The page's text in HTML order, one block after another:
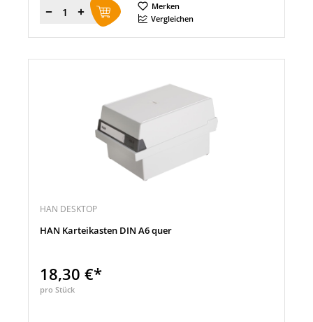
Menge
Merken
Vergleichen
HAN DESKTOP
HAN Karteikasten DIN A6 quer
18,30 €*
pro Stück